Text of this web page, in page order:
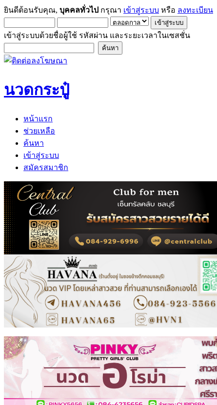
ยินดีต้อนรับคุณ, บุคคลทั่วไป กรุณา เข้าสู่ระบบ หรือ ลงทะเบียน
เข้าสู่ระบบด้วยชื่อผู้ใช้ รหัสผ่าน และระยะเวลาในเซสชั่น
นวดกระปู๋
หน้าแรก
ช่วยเหลือ
ค้นหา
เข้าสู่ระบบ
สมัครสมาชิก